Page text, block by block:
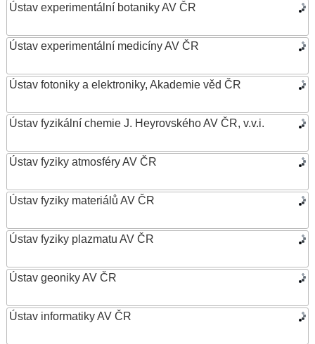
Ústav experimentální botaniky AV ČR
Ústav experimentální medicíny AV ČR
Ústav fotoniky a elektroniky, Akademie věd ČR
Ústav fyzikální chemie J. Heyrovského AV ČR, v.v.i.
Ústav fyziky atmosféry AV ČR
Ústav fyziky materiálů AV ČR
Ústav fyziky plazmatu AV ČR
Ústav geoniky AV ČR
Ústav informatiky AV ČR